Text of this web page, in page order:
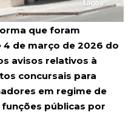
que foram
4 de março de 2026 do
avisos relativos à
concursais para
em regime de
públicas por